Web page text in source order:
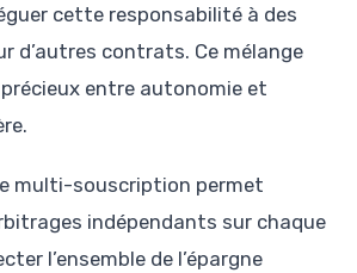
cette responsabilité à des
d’autres contrats. Ce mélange
entre autonomie et
multi-souscription permet
indépendants sur chaque
l’ensemble de l’épargne